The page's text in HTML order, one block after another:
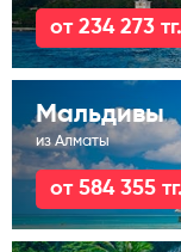
от 234 273 тг.
Мальдивы
из Алматы
от 584 355 тг.